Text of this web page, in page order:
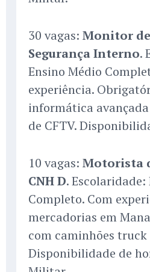
30 vagas: Monitor
Segurança Interno.
Ensino Médio
experiência.
informática
de CFTV.
10 vagas: Motorista
CNH D.
Completo. Com
mercadorias em
com caminhões
Disponibilidade de